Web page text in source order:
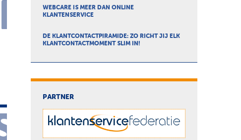
WEBCARE IS MEER DAN ONLINE
KLANTENSERVICE
DE KLANTCONTACTPIRAMIDE: ZO RICHT JIJ ELK
KLANTCONTACTMOMENT SLIM IN!
PARTNER